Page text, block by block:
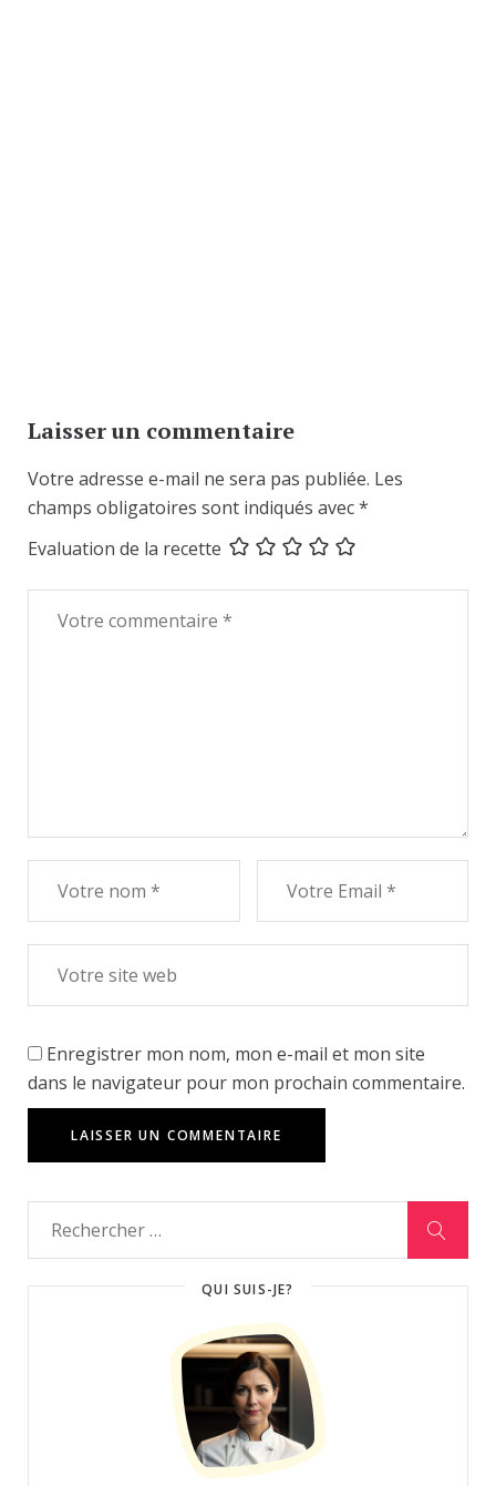
Laisser un commentaire
Votre adresse e-mail ne sera pas publiée. Les
champs obligatoires sont indiqués avec*
Evaluation de la recette
Enregistrer mon nom, mon e-mail et mon site
dans le navigateur pour mon prochain commentaire.
QUI SUIS-JE?